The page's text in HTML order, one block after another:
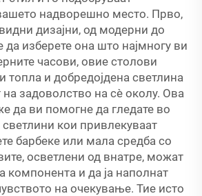
надворешно место. Прво,
дизајни, од модерни до
изберете она што најмногу ви
часови, овие столови
топла и добредојдена светлина
на задоволство на сè околу. Ова
да ви помогне да гледате во
светлини кои привлекуваат
барбеке или мала средба со
осветлени од внатре, можат
компонента и да ја наполнат
на очекување. Тие исто